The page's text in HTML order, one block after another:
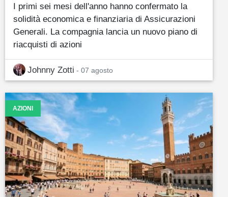
I primi sei mesi dell'anno hanno confermato la
solidità economica e finanziaria di Assicurazioni
Generali. La compagnia lancia un nuovo piano di
riacquisti di azioni
Johnny Zotti - 07 agosto
AZIONI